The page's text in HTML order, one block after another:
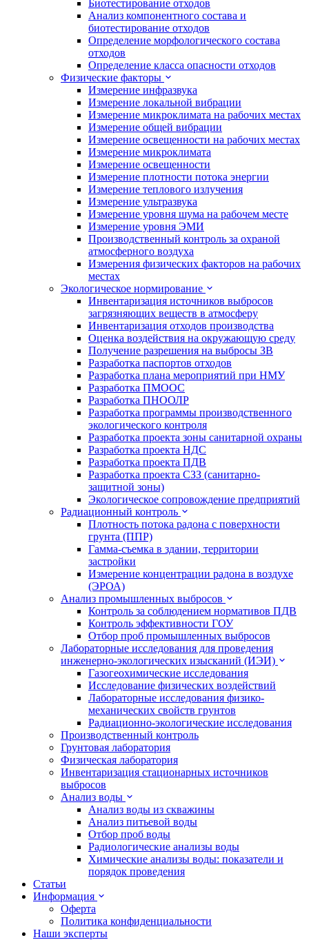
Биотестирование отходов
Анализ компонентного состава и
биотестирование отходов
Определение морфологического состава
отходов
Определение класса опасности отходов
Физические факторы
Измерение инфразвука
Измерение локальной вибрации
Измерение микроклимата на рабочих местах
Измерение общей вибрации
Измерение освещенности на рабочих местах
Измерение микроклимата
Измерение освещенности
Измерение плотности потока энергии
Измерение теплового излучения
Измерение ультразвука
Измерение уровня шума на рабочем месте
Измерение уровня ЭМИ
Производственный контроль за охраной
атмосферного воздуха
Измерения физических факторов на рабочих
местах
Экологическое нормирование
Инвентаризация источников выбросов
загрязняющих веществ в атмосферу
Инвентаризация отходов производства
Оценка воздействия на окружающую среду
Получение разрешения на выбросы ЗВ
Разработка паспортов отходов
Разработка плана мероприятий при НМУ
Разработка ПМООС
Разработка ПНООЛР
Разработка программы производственного
экологического контроля
Разработка проекта зоны санитарной охраны
Разработка проекта НДС
Разработка проекта ПДВ
Разработка проекта СЗЗ (санитарно-
защитной зоны)
Экологическое сопровождение предприятий
Радиационный контроль
Плотность потока радона с поверхности
грунта (ППР)
Гамма-съемка в здании, территории
застройки
Измерение концентрации радона в воздухе
(ЭРОА)
Анализ промышленных выбросов
Контроль за соблюдением нормативов ПДВ
Контроль эффективности ГОУ
Отбор проб промышленных выбросов
Лабораторные исследования для проведения
инженерно-экологических изысканий (ИЭИ)
Газогеохимические исследования
Исследование физических воздействий
Лабораторные исследования физико-
механических свойств грунтов
Радиационно-экологические исследования
Производственный контроль
Грунтовая лаборатория
Физическая лаборатория
Инвентаризация стационарных источников
выбросов
Анализ воды
Анализ воды из скважины
Анализ питьевой воды
Отбор проб воды
Радиологические анализы воды
Химические анализы воды: показатели и
порядок проведения
Статьи
Информация
Оферта
Политика конфиденциальности
Наши эксперты